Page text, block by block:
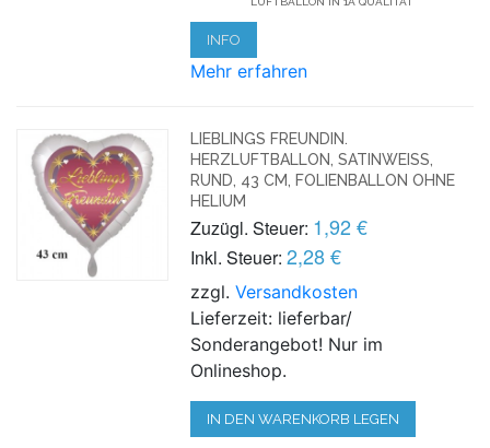
INFO
Mehr erfahren
LIEBLINGS FREUNDIN.
HERZLUFTBALLON, SATINWEISS, R
UND, 43 CM, FOLIENBALLON OHNE H
ELIUM
Zuzügl. Steuer: 1,92 €
Inkl. Steuer: 2,28 €
zzgl.Versandkosten
Lieferzeit: lieferbar/
Sonderangebot! Nur im
Onlineshop.
IN DEN WARENKORB LEGEN